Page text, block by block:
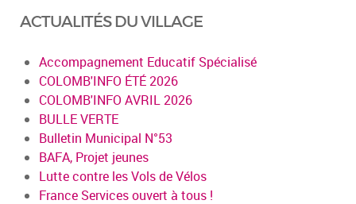
ACTUALITÉS DU VILLAGE
Accompagnement Educatif Spécialisé
COLOMB'INFO ÉTÉ 2026
COLOMB'INFO AVRIL 2026
BULLE VERTE
Bulletin Municipal N°53
BAFA, Projet jeunes
Lutte contre les Vols de Vélos
France Services ouvert à tous !